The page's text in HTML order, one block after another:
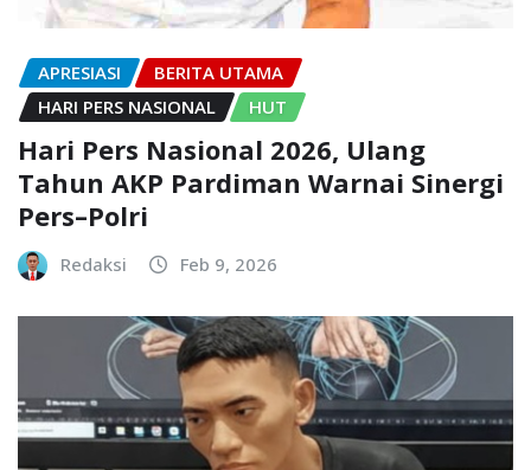
APRESIASI
BERITA UTAMA
HARI PERS NASIONAL
HUT
Hari Pers Nasional 2026, Ulang
Tahun AKP Pardiman Warnai Sinergi
Pers–Polri
Redaksi Feb 9, 2026